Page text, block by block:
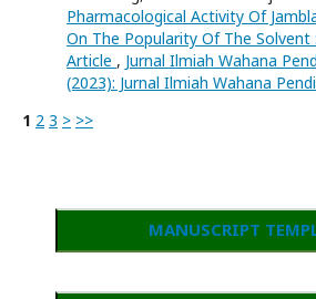
Pharmacological Activity Of
On The Popularity Of The
Article , Jurnal Ilmiah Wahana
(2023): Jurnal Ilmiah Wahana
1 2 3 > >>
MANUSCRIPT